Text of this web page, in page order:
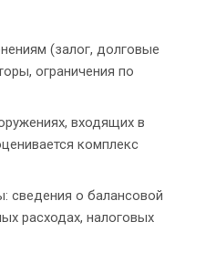
(залог, долговые
ограничения по
входящих в
комплекс
сведения о балансовой
расходах, налоговых